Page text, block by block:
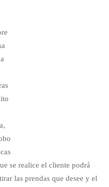
se realice el cliente podrá
las prendas que desee y el